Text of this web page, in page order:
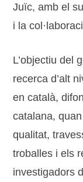
Juïc, amb el
i la
L’objectiu del
recerca d’alt
en català,
catalana,
qualitat,
troballes i els
investigadors